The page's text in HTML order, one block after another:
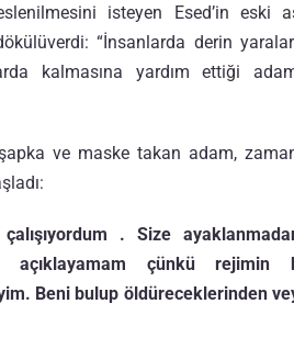
isteyen Esed’in eski
“İnsanlarda derin
kalmasına yardım ettiği
ve maske takan adam,
. Size
çünkü rejimin
Beni bulup öldüreceklerinden